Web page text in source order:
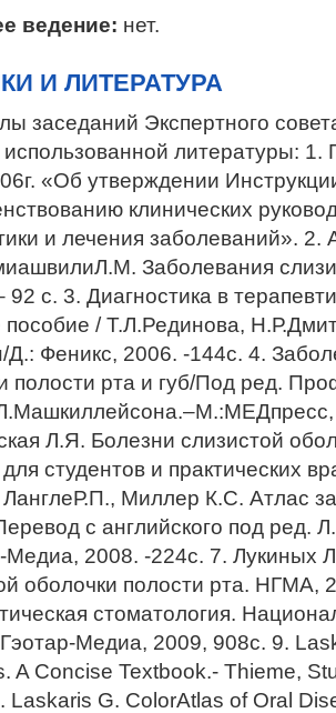
ведение: нет.
И ЛИТЕРАТУРА
заседаний Экспертного
использованной литературы:
«Об утверждении
клинических
и лечения заболеваний».
Заболевания
92 с. 3. Диагностика в
пособие / Т.Л.Рединова,
Д.: Феникс, 2006. -144с. 4.
полости рта и губ/Под ред.
Л.Я. Болезни слизистой
студентов и практических
ЛанглеР.П., Миллер К.С. Атлас
с английского под ред.
2008. -224с. 7. Лукиных
оболочки полости рта. НГМА,
стоматология.
Медиа, 2009, 908с. 9.
A Concise Textbook.- Thieme,
Laskaris G. ColorAtlas of Oral